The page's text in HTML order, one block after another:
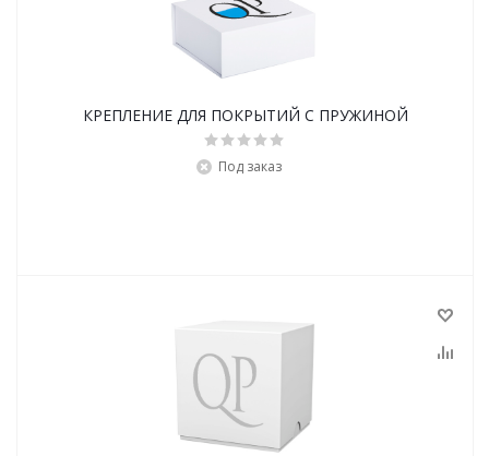
КРЕПЛЕНИЕ ДЛЯ ПОКРЫТИЙ С ПРУЖИНОЙ
Под заказ